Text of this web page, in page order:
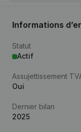
Informations
Statut
Actif
Assujettissement
Oui
Dernier bilan
2025